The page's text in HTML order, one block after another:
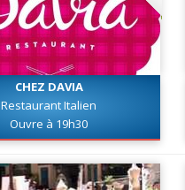
CHEZ DAVIA
Restaurant Italien
Ouvre à 19h30